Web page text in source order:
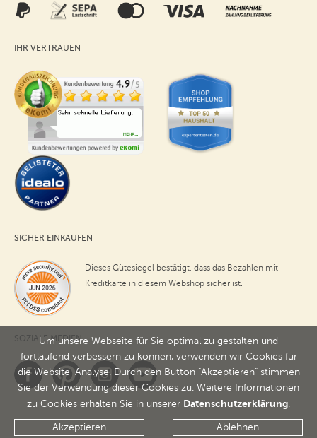
Um unsere Webseite für Sie optimal zu gestalten und
fortlaufend verbessern zu können, verwenden wir Cookies für
die Website-Analyse. Durch den Button "Akzeptieren" stimmen
Sie der Verwendung dieser Cookies zu. Weitere Informationen
zu Cookies erhalten Sie in unserer Datenschutzerklärung.
Akzeptieren Ablehnen
IHR VERTRAUEN
SICHER EINKAUFEN
Dieses Gütesiegel bestätigt, dass das Bezahlen mit
Kreditkarte in diesem Webshop sicher ist.
SOZIALE MEDIEN